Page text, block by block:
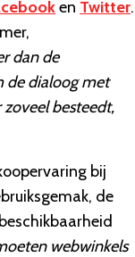
en Twitter.
dan de
de dialoog met
besteedt,
bij
de
webwinkels